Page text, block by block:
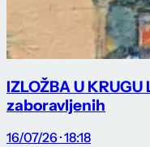
IZLOŽBA U
zaboravljenih
16/07/26 · 18:18